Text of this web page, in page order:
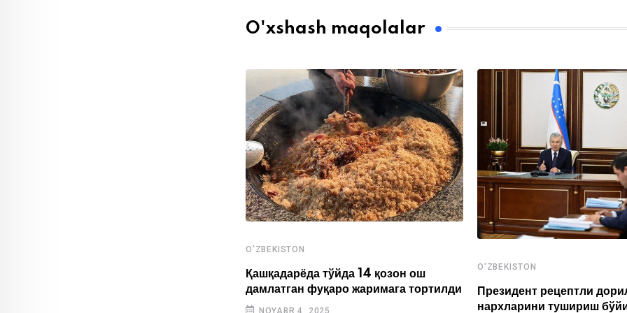
O'xshash maqolalar
O'ZBEKISTON
Қашқадарёда тўйда 14 қозон ош
дамлатган фуқаро жаримага тортилди
NOYABR 4, 2025
O'ZBEKISTON
Президент рецептли
нархларини тушириш